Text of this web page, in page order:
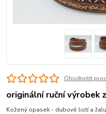
Ohodnotit
originální ruční výrobek
Kožený opasek - dubové listí a